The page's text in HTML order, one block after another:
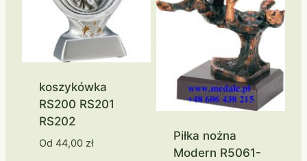
koszykówka
RS200 RS201
RS202
Od 44,00 zł
Piłka nożna
Modern R5061-